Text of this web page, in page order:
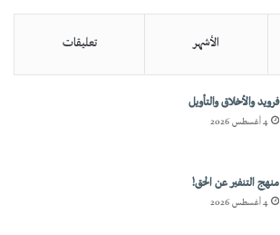
الأشهر تعليقات
فرويد والأخلاق والتأويل
4 أغسطس 2026
منهج التنفير عن الحق!
4 أغسطس 2026